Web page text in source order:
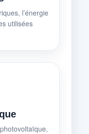
l’énergie
utilisées